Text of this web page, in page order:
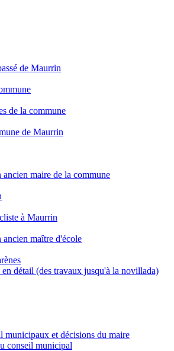
de Maurrin
de la commune
de Maurrin
ancien maire de la commune
à Maurrin
ancien maître d'école
détail (des travaux jusqu'à la novillada)
municipaux et décisions du maire
conseil municipal